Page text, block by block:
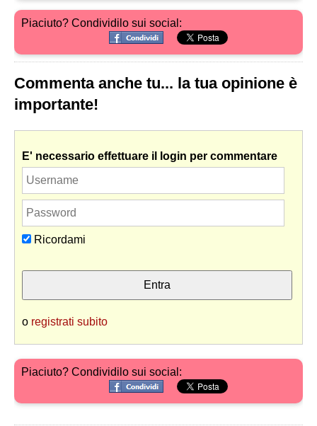
Piaciuto? Condividilo sui social:
Commenta anche tu... la tua opinione è
importante!
E' necessario effettuare il login per commentare
Ricordami
o registrati subito
Piaciuto? Condividilo sui social: